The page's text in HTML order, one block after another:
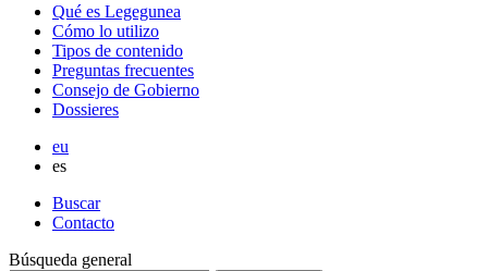
Qué es Legegunea
Cómo lo utilizo
Tipos de contenido
Preguntas frecuentes
Consejo de Gobierno
Dossieres
eu
es
Buscar
Contacto
Búsqueda general